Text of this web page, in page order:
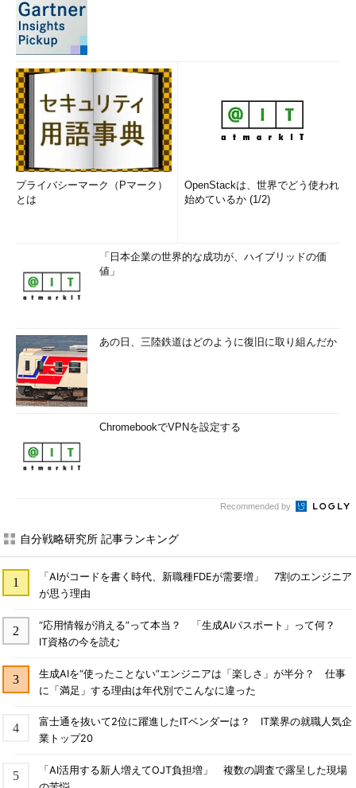
プライバシーマーク（Pマーク）
とは
OpenStackは、世界でどう使われ
始めているか (1/2)
「日本企業の世界的な成功が、ハイブリッドの価
値」
あの日、三陸鉄道はどのように復旧に取り組んだか
ChromebookでVPNを設定する
Recommended by
自分戦略研究所 記事ランキング
「AIがコードを書く時代、新職種FDEが需要増」 7割のエンジニア
が思う理由
“応用情報が消える”って本当？ 「生成AIパスポート」って何？
IT資格の今を読む
生成AIを“使ったことない”エンジニアは「楽しさ」が半分？ 仕事
に「満足」する理由は年代別でこんなに違った
富士通を抜いて2位に躍進したITベンダーは？ IT業界の就職人気企
業トップ20
「AI活用する新人増えてOJT負担増」 複数の調査で露呈した現場